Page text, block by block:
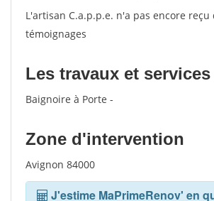
L'artisan C.a.p.p.e. n'a pas encore reçu
témoignages
Les travaux et services
Baignoire à Porte -
Zone d'intervention
Avignon 84000